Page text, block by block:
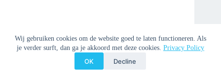
Wij gebruiken cookies om de website goed te laten functioneren. Als
je verder surft, dan ga je akkoord met deze cookies. Privacy Policy
OK Decline